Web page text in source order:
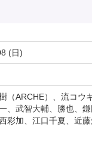
(日)
（ARCHE）、流コウ
、武智大輔、勝也、
彩加、江口千夏、近